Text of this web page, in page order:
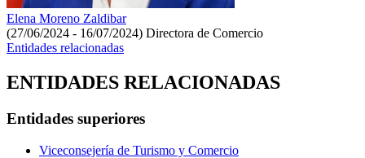
Elena Moreno Zaldibar
(27/06/2024 - 16/07/2024) Directora de Comercio
Entidades relacionadas
ENTIDADES RELACIONADAS
Entidades superiores
Viceconsejería de Turismo y Comercio